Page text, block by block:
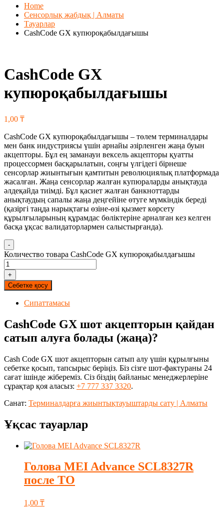
Home
Сенсорлық жабдық | Алматы
Тауарлар
CashCode GX купюроқабылдағышы
CashCode GX
купюроқабылдағышы
1,00 ₸
CashCode GX купюроқабылдағышы – төлем терминалдары
мен банк индустриясы үшін арнайы әзірленген жаңа буын
акцепторы. Бұл ең заманауи вексель акцепторы қуатты
процессормен басқарылатын, соңғы үлгідегі бірнеше
сенсорлар жиынтығын қамтитын революциялық платформада
жасалған. Жаңа сенсорлар жалған купюраларды анықтауда
әлдеқайда тиімді. Бұл қасиет жалған банкноттарды
анықтаудың сапалы жаңа деңгейіне өтуге мүмкіндік береді
(қазіргі таңда нарықтағы өзіне-өзі қызмет көрсету
құрылғыларының құрамдас бөліктеріне арналған кез келген
басқа ұқсас валидаторлармен салыстырғанда).
-
Количество товара CashCode GX купюроқабылдағышы
+
Себетке қосу
Сипаттамасы
CashCode GX шот акцепторын қайдан
сатып алуға болады (жаңа)?
Cash Code GX шот акцепторын сатып алу үшін құрылғыны
себетке қосып, тапсырыс беріңіз. Біз сізге шот-фактураны 24
сағат ішінде жібереміз. Сіз біздің байланыс менеджерлеріне
сұрақтар қоя аласыз: +7 777 337 3320.
Санат: Терминалдарға жиынтықтауыштарды сату | Алматы
Ұқсас тауарлар
Голова MEI Advance SCL8327R
после ТО
1,00 ₸